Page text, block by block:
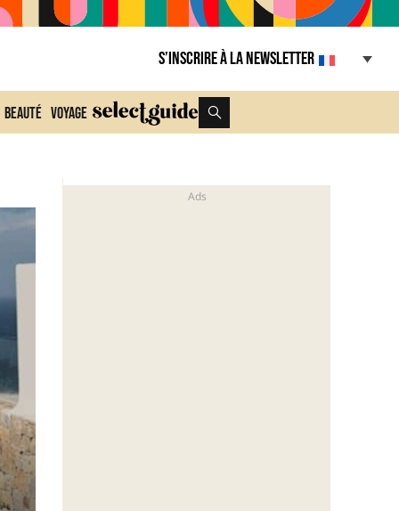
S’inscrire à la Newsletter
Beauté Voyage